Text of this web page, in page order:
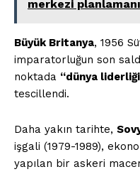
merkezi
Büyük Britanya, 1956
imparatorluğun son
noktada “dünya
tescillendi.
Daha yakın tarihte,
işgali (1979-1989),
yapılan bir askeri